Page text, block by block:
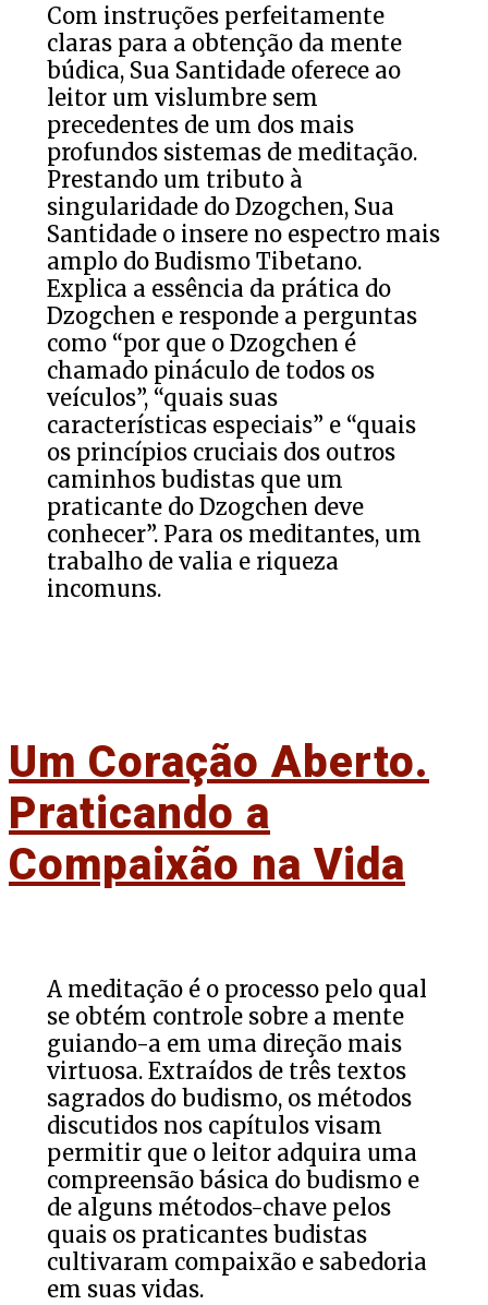
Com instruções perfeitamente
claras para a obtenção da mente
búdica, Sua Santidade oferece ao
leitor um vislumbre sem
precedentes de um dos mais
profundos sistemas de meditação.
Prestando um tributo à
singularidade do Dzogchen, Sua
Santidade o insere no espectro mais
amplo do Budismo Tibetano.
Explica a essência da prática do
Dzogchen e responde a perguntas
como “por que o Dzogchen é
chamado pináculo de todos os
veículos”, “quais suas
características especiais” e “quais
os princípios cruciais dos outros
caminhos budistas que um
praticante do Dzogchen deve
conhecer”. Para os meditantes, um
trabalho de valia e riqueza
incomuns.
Um Coração Aberto.
Praticando a
Compaixão na Vida
A meditação é o processo pelo qual
se obtém controle sobre a mente
guiando-a em uma direção mais
virtuosa. Extraídos de três textos
sagrados do budismo, os métodos
discutidos nos capítulos visam
permitir que o leitor adquira uma
compreensão básica do budismo e
de alguns métodos-chave pelos
quais os praticantes budistas
cultivaram compaixão e sabedoria
em suas vidas.